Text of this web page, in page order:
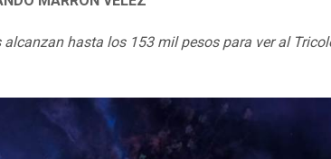
hasta los 153 mil pesos para ver al